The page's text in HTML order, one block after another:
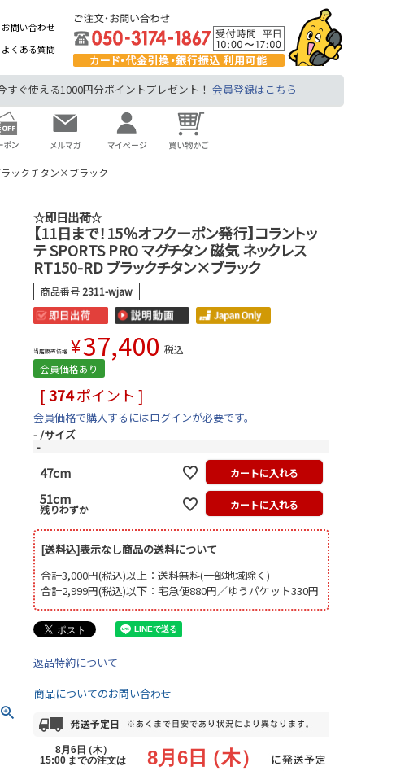
お問い合わせ
よくある質問
ぐ使える1000円分ポイントプレゼント！ 会員登録はこちら
ラックチタン×ブラック
☆即日出荷☆
【11日まで！15％オフクーポン発行】コラントッ
テ SPORTS PRO マグチタン 磁気 ネックレス
RT150-RD ブラックチタン×ブラック
商品番号2311-wjaw
当店販売価格 ¥37,400 税込
会員価格あり
[374ポイント ]
会員価格で購入するにはログインが必要です。
- サイズ
-
47cm カートに入れる
51cm
残りわずか カートに入れる
[送料込]表示なし商品の送料について
合計3,000円(税込)以上：送料無料(一部地域除く)
合計2,999円(税込)以下：宅急便880円／ゆうパケット330円
返品特約について
商品についてのお問い合わせ